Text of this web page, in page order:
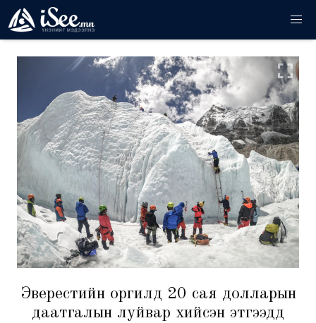
Эверестийн оргилд 20 сая долларын
даатгалын луйвар хийсэн этгээдүүд